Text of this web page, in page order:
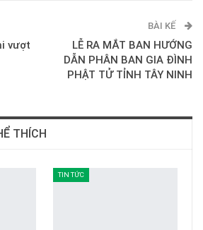
vượt
BÀI KẾ
LỄ RA MẮT BAN HƯỚNG
DẪN PHÂN BAN GIA ĐÌNH
PHẬT TỬ TỈNH TÂY NINH
THÍCH
TIN TỨC